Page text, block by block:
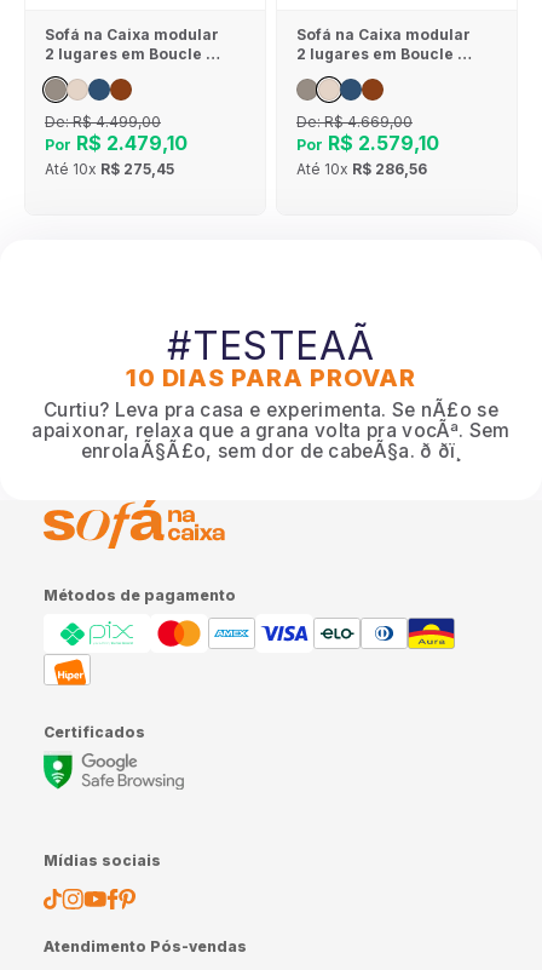
Sofá na Caixa modular
2 lugares em Boucle -
Sem braço - Cinza
De:R$ 4.499,00
Por R$ 2.479,10
Até 10x R$ 275,45
Sofá na Caixa modular
2 lugares em Boucle - 1
De:R$ 4.669,00
Por R$ 2.579,10
Até 10x R$ 286,56
#TESTEAÃ
10 DIAS PARA PROVAR
Curtiu? Leva pra casa e experimenta. Se nÃ£o se
apaixonar, relaxa que a grana volta pra vocÃª. Sem
enrolaÃ§Ã£o, sem dor de cabeÃ§a. ð ðï¸
Métodos de pagamento
Certificados
Mídias sociais
Atendimento Pós-vendas